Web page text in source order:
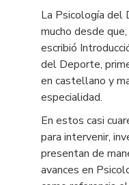
La Psicología del
mucho desde
escribió
del Deporte,
en castellano y
especialidad.
En estos casi
para intervenir,
presentan de
avances en